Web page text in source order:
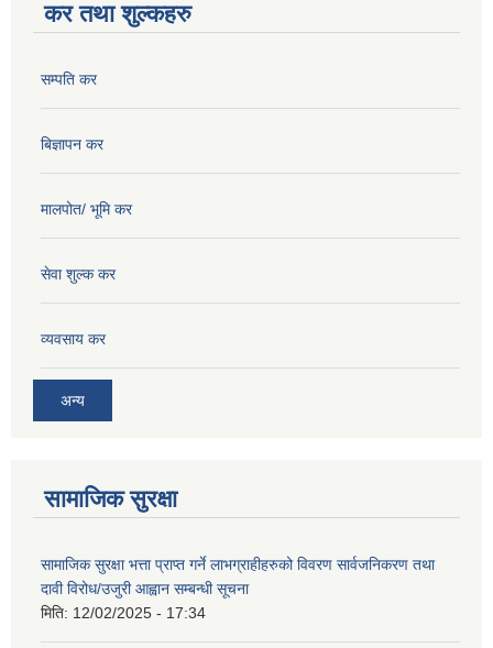
कर तथा शुल्कहरु
सम्पति कर
बिज्ञापन कर
मालपोत/ भूमि कर
सेवा शुल्क कर
व्यवसाय कर
अन्य
सामाजिक सुरक्षा
सामाजिक सुरक्षा भत्ता प्राप्त गर्ने लाभग्राहीहरुको विवरण सार्वजनिकरण तथा
दावी विरोध/उजुरी आह्वान सम्बन्धी सूचना
मिति: 12/02/2025 - 17:34